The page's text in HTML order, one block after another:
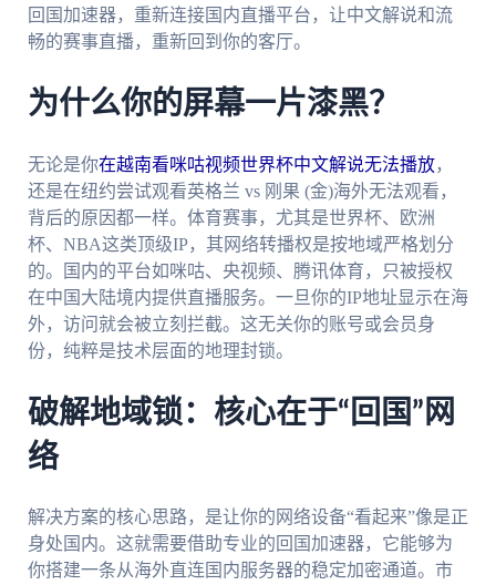
回国加速器，重新连接国内直播平台，让中文解说和流
畅的赛事直播，重新回到你的客厅。
为什么你的屏幕一片漆黑？
无论是你在越南看咪咕视频世界杯中文解说无法播放，
还是在纽约尝试观看英格兰 vs 刚果 (金)海外无法观看，
背后的原因都一样。体育赛事，尤其是世界杯、欧洲
杯、NBA这类顶级IP，其网络转播权是按地域严格划分
的。国内的平台如咪咕、央视频、腾讯体育，只被授权
在中国大陆境内提供直播服务。一旦你的IP地址显示在海
外，访问就会被立刻拦截。这无关你的账号或会员身
份，纯粹是技术层面的地理封锁。
破解地域锁：核心在于“回国”网
络
解决方案的核心思路，是让你的网络设备“看起来”像是正
身处国内。这就需要借助专业的回国加速器，它能够为
你搭建一条从海外直连国内服务器的稳定加密通道。市